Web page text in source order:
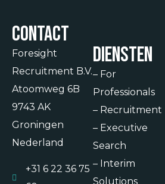
Contact
Foresight
Recruitment B.V.
Atoomweg 6B
9743 AK
Groningen
Nederland
+31 6 22 36 75
Diensten
– For
Professionals
– Recruitment
– Executive
Search
– Interim
Solutions